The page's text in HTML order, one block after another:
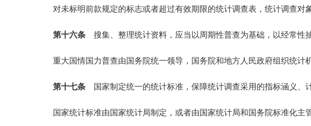
对未标明前款规定的标志或者超过有效期限的统计调查表，统计调查对
第十六条 搜集、整理统计资料，应当以周期性普查为基础，以经常性
重大国情国力普查由国务院统一领导，国务院和地方人民政府组织统计机
第十七条 国家制定统一的统计标准，保障统计调查采用的指标涵义、
国家统计标准由国家统计局制定，或者由国家统计局和国务院标准化主管